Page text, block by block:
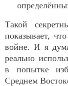
Такой
показывает,
войне. И я
реально
в попытке
Среднем